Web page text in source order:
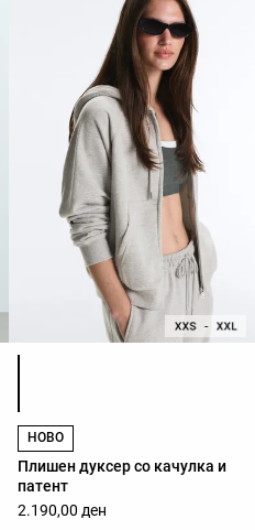
Листа на бои на производот
НОВО
Плишен дуксер со качулка и
патент
2.190,00 ден